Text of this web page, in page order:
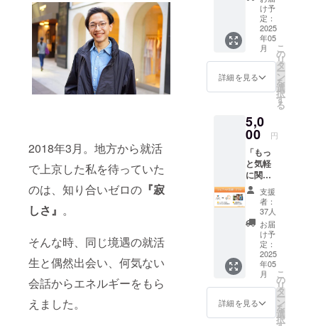
2018年3月。地方から就活
で上京した私を待っていた
のは、知り合いゼロの 『寂
しさ』 。
そんな時、同じ境遇の就活
生と偶然出会い、何気ない
会話からエネルギーをもら
えました。
春、挑戦し
若者とサ
ての皆さん
世代のため
のコミュニ
ティを創り
ます。ぜひ
応援のほど
よろしくお
願いいたし
ます。
をつな
ぐ《サ
ポー
ター制
度》 な
戦した
い同世
する体
制づく
りに役
立てて
いきま
す！ ▼
リター
ン内容
・U25
学生限
定のコ
ミュニ
ティへ
の参加
※Discor
dで運営
オンラ
イン交
流会
（時期
は後日
ご案
内） ※
サポー
ターを
やって
みたい
の
か？」
あなた
の想い
をご記
入いた
だけた
ら嬉し
いで
す！ ▽
サポー
度の詳
細に関
騰。 こ
のまま
では、
「挑戦
してみ
たい」
という
めてし
まう若
てくる
かもし
れませ
ん。 そ
んな現
実に対
して、
「空い
てる部
屋があ
るな
ら、力
になり
たい」
── そう
して過
ごせる
空間を
作るた
めに、
まだま
だ必要
な家具
ます。
あなた
の応援
で、彼
らの新
たな一
歩を踏
み出す
場所を
もっと
快適
に、
もっと
温かい
場所に
してい
きたい
け予
定：
2025
年05
月
詳細を見る
こ
の
リ
タ
ー
ン
を
選
択
す
る
5,0
00 円
「もっ
と気軽
に関わ
りた
い！」
そんな
声にお
応えし
た【参
加型リ
ター
ン】で
す。 こ
のプラ
ンで
支援
者：
37人
お届
け予
定：
2025
年05
月
詳細を見る
こ
の
リ
タ
ー
ン
を
選
択